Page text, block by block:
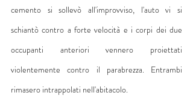
cemento si sollevò all'improvviso, l'auto vi si
schiantò contro a forte velocità e i corpi dei due
occupanti anteriori vennero proiettati
violentemente contro il parabrezza. Entrambi
rimasero intrappolati nell'abitacolo.